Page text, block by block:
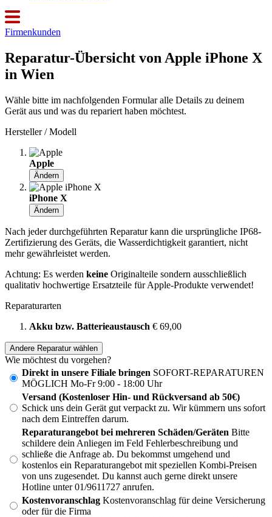
Firmenkunden
Reparatur-Übersicht von Apple iPhone X
in Wien
Wähle bitte im nachfolgenden Formular alle Details zu deinem
Gerät aus und was du repariert haben möchtest.
Hersteller / Modell
Apple
Ändern
iPhone X
Ändern
Nach jeder durchgeführten Reparatur kann die ursprüngliche IP68-
Zertifizierung des Geräts, die Wasserdichtigkeit garantiert, nicht
mehr gewährleistet werden.
Achtung: Es werden keine Originalteile sondern ausschließlich
qualitativ hochwertige Ersatzteile für Apple-Produkte verwendet!
Reparaturarten
Akku bzw. Batterieaustausch € 69,00
Andere Reparatur wählen
Wie möchtest du vorgehen?
Direkt in unsere Filiale bringen SOFORT-REPARATUREN
MÖGLICH Mo-Fr 9:00 - 18:00 Uhr
Versand (Kostenloser Hin- und Rückversand ab 50€)
Schick uns dein Gerät gut verpackt zu. Wir kümmern uns sofort
nach dem Eintreffen darum.
Reparaturangebot bei mehreren Schäden/Geräten Bitte
schildere dein Anliegen im Feld Fehlerbeschreibung und
schließe die Anfrage ab. Du bekommst umgehend und
kostenlos ein Reparaturangebot mit speziellen Kombi-Preisen
von uns zugesendet. Du kannst auch gerne direkt unsere
Hotline unter 01/9611727 anrufen.
Kostenvoranschlag Kostenvoranschlag für deine Versicherung
oder für die Firma